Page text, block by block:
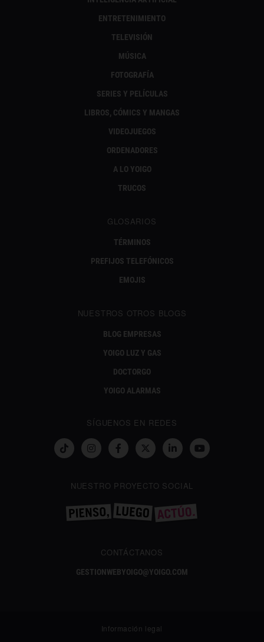
ENTRETENIMIENTO
TELEVISIÓN
MÚSICA
FOTOGRAFÍA
SERIES Y PELÍCULAS
LIBROS, CÓMICS Y MANGAS
VIDEOJUEGOS
ORDENADORES
A LO YOIGO
TRUCOS
GLOSARIOS
TÉRMINOS
PREFIJOS TELEFÓNICOS
EMOJIS
NUESTROS OTROS BLOGS
BLOG EMPRESAS
YOIGO LUZ Y GAS
DOCTORGO
YOIGO ALARMAS
SÍGUENOS EN REDES
NUESTRO PROYECTO SOCIAL
CONTÁCTANOS
GESTIONWEBYOIGO@YOIGO.COM
Información legal